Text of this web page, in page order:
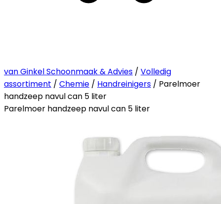
van Ginkel Schoonmaak & Advies / Volledig
assortiment / Chemie / Handreinigers / Parelmoer
handzeep navul can 5 liter
Parelmoer handzeep navul can 5 liter